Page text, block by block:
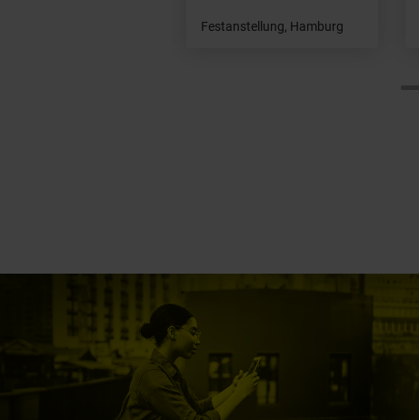
Festanstellung, Hamburg